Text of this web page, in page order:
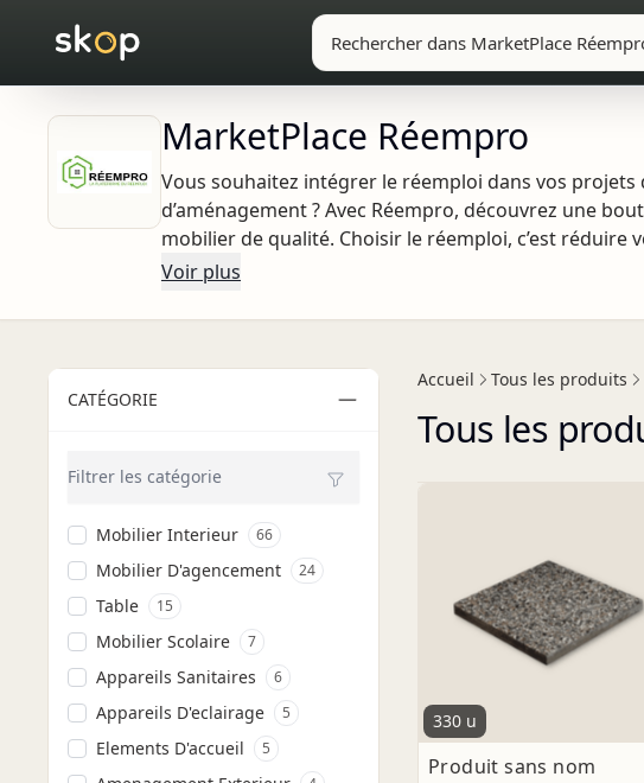
MarketPlace Réempro
Vous souhaitez intégrer le réemploi dans vos
d’aménagement ? Avec Réempro, découvrez une
mobilier de qualité. Choisir le réemploi, c’est
réalisant des économies significatives. Si vous ne
solutions sur mesure.
afin de contribuer ensemble à un avenir plus durable
Voir plus
CATÉGORIE
Mobilier Interieur 66
Mobilier D'agencement 24
Table 15
Mobilier Scolaire 7
Appareils Sanitaires 6
Appareils D'eclairage 5
Elements D'accueil 5
Accueil Tous les produits
Tous les
330 u
Produit sans nom